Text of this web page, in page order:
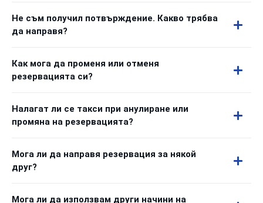
Не съм получил потвърждение. Какво трябва
да направя?
Как мога да променя или отменя
резервацията си?
Налагат ли се такси при анулиране или
промяна на резервацията?
Мога ли да направя резервация за някой
друг?
Мога ли да използвам други начини на